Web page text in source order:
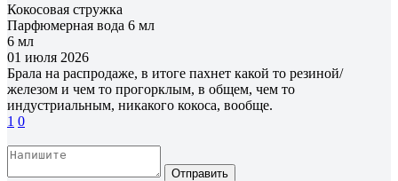
Кокосовая стружка
Парфюмерная вода 6 мл
6 мл
01 июля 2026
Брала на распродаже, в итоге пахнет какой то резиной/
железом и чем то прогорклым, в общем, чем то
индустриальным, никакого кокоса, вообще.
1 0
Отправить